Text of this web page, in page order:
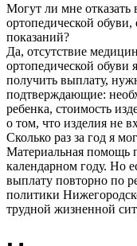
Могут ли мне
ортопедической
показаний?
Да, отсутствие
ортопедической обуви
получить выплату,
подтверждающие:
ребенка, стоимость
о том, что изделия не
Сколько раз за год я
Материальная помощь
календарном году. Но
выплату повторно по
политики
трудной жизненной